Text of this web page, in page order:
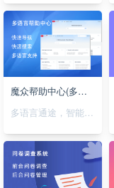
魔众帮助中心(多语言)系统
多语言通途，智能助您，轻松搭建无障碍帮助系统